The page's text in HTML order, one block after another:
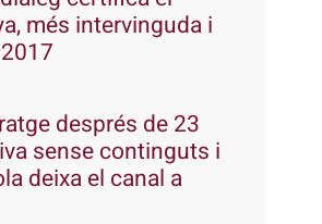
més intervinguda i
després de 23
sense continguts i
deixa el canal a